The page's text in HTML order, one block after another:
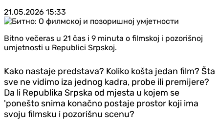
21.05.2026 15:33
Bitno večeras u 21 čas i 9 minuta o filmskoj i pozorišnoj
umjetnosti u Republici Srpskoj.
Kako nastaje predstava? Koliko košta jedan film? Šta
sve ne vidimo iza jednog kadra, probe ili premijere?
Da li Republika Srpska od mjesta u kojem se
'ponešto snima konačno postaje prostor koji ima
svoju filmsku i pozorišnu scenu?